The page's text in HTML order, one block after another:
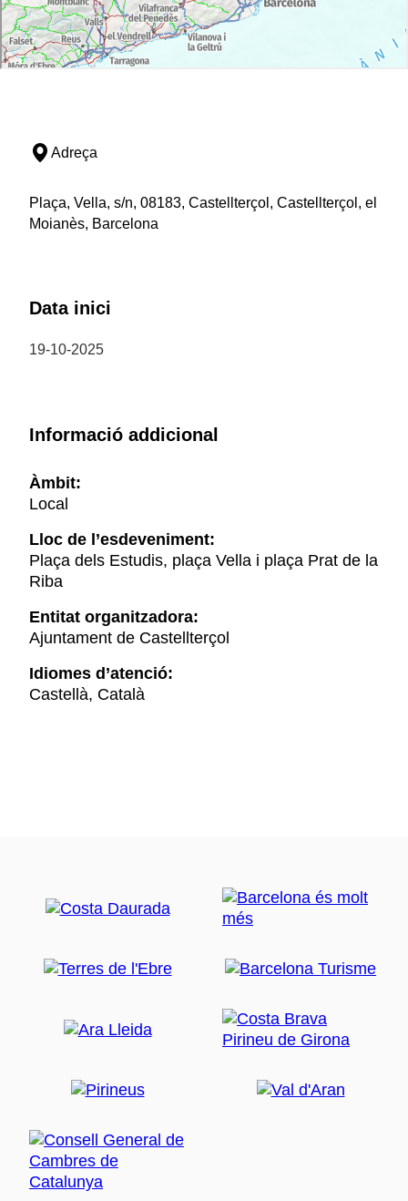
Adreça
Plaça, Vella, s/n, 08183, Castellterçol, Castellterçol, el
Moianès, Barcelona
Data inici
19-10-2025
Informació addicional
Àmbit:
Local
Lloc de l’esdeveniment:
Plaça dels Estudis, plaça Vella i plaça Prat de la
Riba
Entitat organitzadora:
Ajuntament de Castellterçol
Idiomes d’atenció:
Castellà, Català